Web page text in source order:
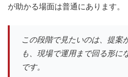
が助かる場面は普通にあります。
この段階で見たいのは、提案
も、現場で運用まで回る形に
です。